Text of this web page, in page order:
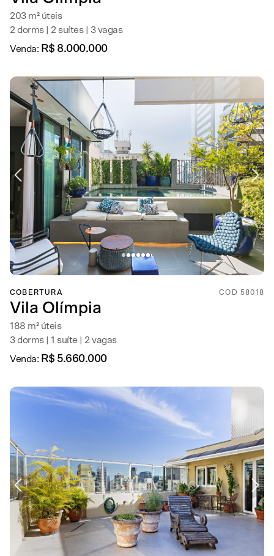
203 m² úteis
2 dorms | 2 suítes | 3 vagas
Venda: R$ 8.000.000
COBERTURA COD 58018
Vila Olímpia
188 m² úteis
3 dorms | 1 suíte | 2 vagas
Venda: R$ 5.660.000